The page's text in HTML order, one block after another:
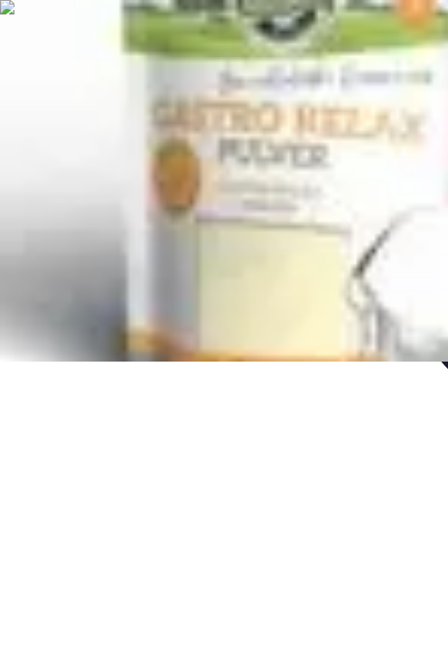
Flug und Reiseangebote
ReisevorbereitungReiseideenVergleiche Reiseangebote